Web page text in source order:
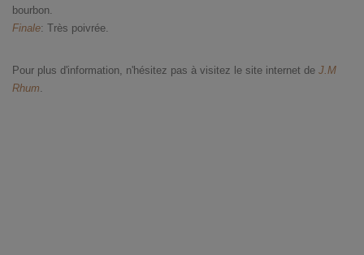
bourbon.
Finale: Très poivrée.
Pour plus d'information, n'hésitez pas à visitez le site internet de J.M
Rhum.